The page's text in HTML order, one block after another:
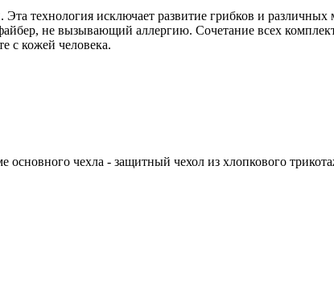
технология исключает развитие грибков и различных
не вызывающий аллергию. Сочетание всех
с кожей человека.
чехла - защитный чехол из хлопкового